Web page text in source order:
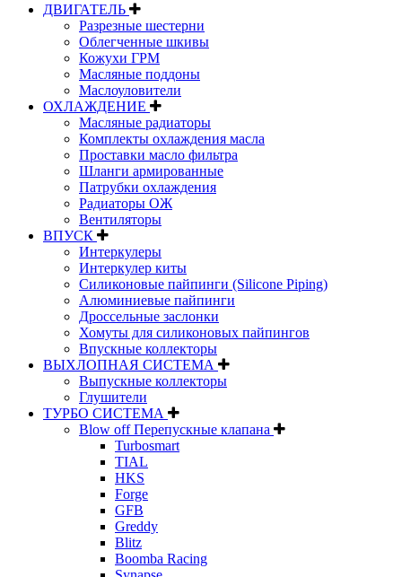
ДВИГАТЕЛЬ
Разрезные шестерни
Облегченные шкивы
Кожухи ГРМ
Масляные поддоны
Маслоуловители
ОХЛАЖДЕНИЕ
Масляные радиаторы
Комплекты охлаждения масла
Проставки масло фильтра
Шланги армированные
Патрубки охлаждения
Радиаторы ОЖ
Вентиляторы
ВПУСК
Интеркулеры
Интеркулер киты
Силиконовые пайпинги (Silicone Piping)
Алюминиевые пайпинги
Дроссельные заслонки
Хомуты для силиконовых пайпингов
Впускные коллекторы
ВЫХЛОПНАЯ СИСТЕМА
Выпускные коллекторы
Глушители
ТУРБО СИСТЕМА
Blow off Перепускные клапана
Turbosmart
TIAL
HKS
Forge
GFB
Greddy
Blitz
Boomba Racing